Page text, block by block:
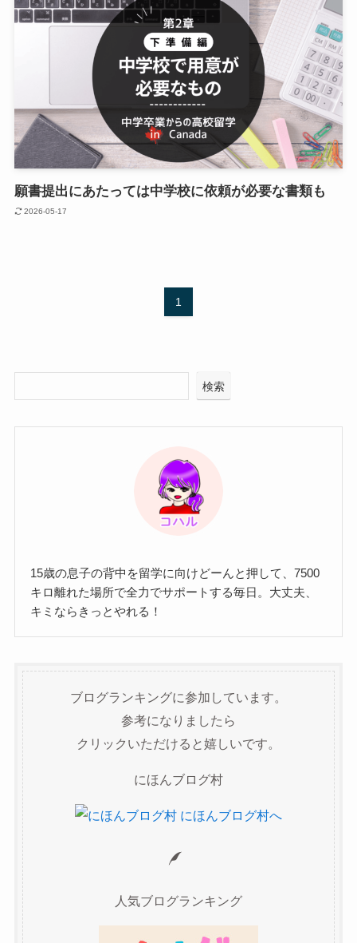
願書提出にあたっては中学校に依頼が必要な書類も
2026-05-17
1
検索
15歳の息子の背中を留学に向けどーんと押して、7500
キロ離れた場所で全力でサポートする毎日。大丈夫、
キミならきっとやれる！
ブログランキングに参加しています。
参考になりましたら
クリックいただけると嬉しいです。
にほんブログ村
人気ブログランキング